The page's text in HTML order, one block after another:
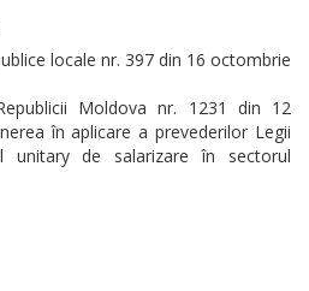
locale nr. 397 din 16 octombrie
Moldova nr. 1231 din 12
în aplicare a prevederilor Legii
unitary de salarizare în sectorul